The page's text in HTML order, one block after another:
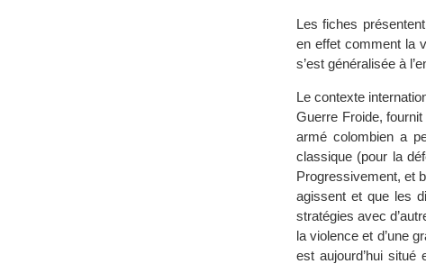
Les fiches
en effet comment la
s’est généralisée à
Le contexte
Guerre Froide,
armé colombien a
classique (pour la
Progressivement, et
agissent et que les
stratégies avec
la violence et d’une
est aujourd’hui